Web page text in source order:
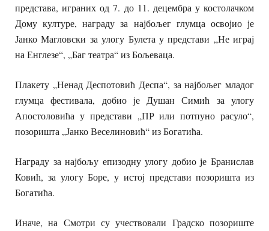
представа, играних од 7. до 11. децембра у костолачком
Дому културе, награду за најбољег глумца освојио је
Јанко Магловски за улогу Булета у представи „Не играј
на Енглезе“, „Баг театра“ из Бољеваца.
Плакету „Ненад Деспотовић Деспа“, за најбољег младог
глумца фестивала, добио је Душан Симић за улогу
Апостоловића у представи „ПР или потпуно расуло“,
позоришта „Јанко Веселиновић“ из Богатића.
Награду за најбољу епизодну улогу добио је Бранислав
Ковић, за улогу Боре, у истој представи позоришта из
Богатића.
Иначе, на Смотри су учествовали Градско позориште